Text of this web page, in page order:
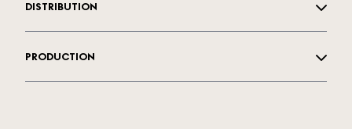
DISTRIBUTION
PRODUCTION